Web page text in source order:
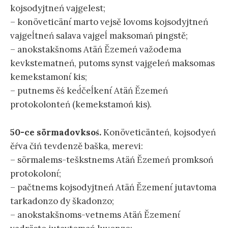
kojsodyjtneń vajgelest;
– konöveticänt́ marto vejsě lovoms kojsodyjtneń
vajgeĺtneń salava vajgeĺ maksomań pingstě;
– anokstakšnoms Atäń Ězemeń važodema
kevkstematneń, putoms synst vajgeleń maksomas
kemekstamont́ kis;
– putnems ěś ked́čeĺkent́ Atäń Ězemeń
protokolonteń (kemekstamoń kis).
50-ce sörmadovksoś.Konöveticänteń, kojsodyeń
ěŕva čiń tevdenzě baška, merevi:
– sörmalems-teškstnems Atäń Ězemeń promksoń
protokolont́;
– pačtnems kojsodyjtneń Atäń Ězement́ jutavtoma
tarkadonzo dy škadonzo;
– anokstakšnoms-vetnems Atäń Ězement́